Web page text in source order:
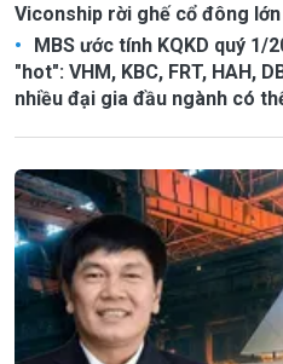
Viconship rời ghế cổ đông lớn
MBS ước tính KQKD quý 1/
"hot": VHM, KBC, FRT, HAH,
nhiều đại gia đầu ngành có